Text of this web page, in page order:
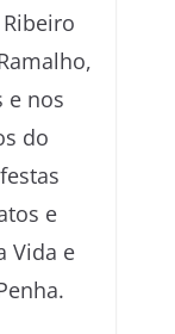
e nos
do
e
Vida e